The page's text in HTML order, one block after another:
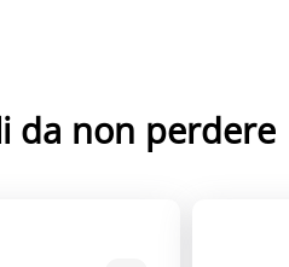
da non perdere